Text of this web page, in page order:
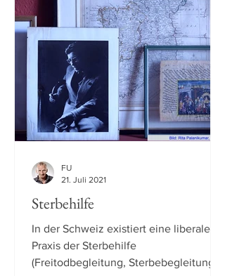
Sterbehilfe
In der Schweiz existiert eine liberale
Praxis der Sterbehilfe
(Freitodbegleitung, Sterbebegleitung,
FU
21. Juli 2021